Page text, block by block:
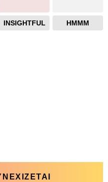
INSIGHTFUL HMMM